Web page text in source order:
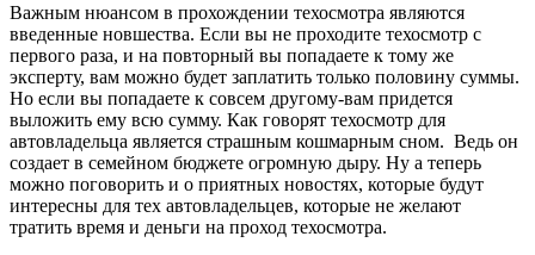
Важным нюансом в прохождении техосмотра являются
введенные новшества. Если вы не проходите техосмотр с
первого раза, и на повторный вы попадаете к тому же
эксперту, вам можно будет заплатить только половину суммы.
Но если вы попадаете к совсем другому-вам придется
выложить ему всю сумму. Как говорят техосмотр для
автовладельца является страшным кошмарным сном. Ведь он
создает в семейном бюджете огромную дыру. Ну а теперь
можно поговорить и о приятных новостях, которые будут
интересны для тех автовладельцев, которые не желают
тратить время и деньги на проход техосмотра.